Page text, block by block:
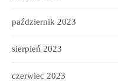
październik 2023
sierpień 2023
czerwiec 2023